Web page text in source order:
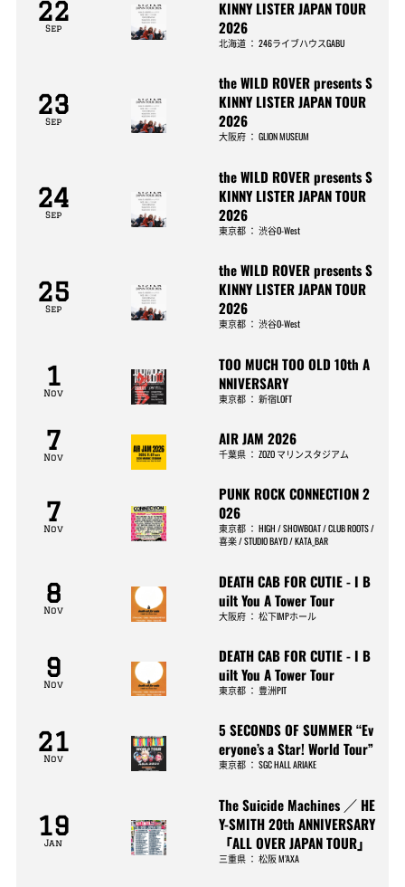
22
Sep
KINNY LISTER JAPAN TOUR
2026
北海道 ：246ライブハウスGABU
23
Sep
the WILD ROVER presents S
KINNY LISTER JAPAN TOUR
2026
大阪府 ：GLION MUSEUM
24
Sep
the WILD ROVER presents S
KINNY LISTER JAPAN TOUR
2026
東京都 ：渋谷O-West
25
Sep
the WILD ROVER presents S
KINNY LISTER JAPAN TOUR
2026
東京都 ：渋谷O-West
1
Nov
TOO MUCH TOO OLD 10th A
NNIVERSARY
東京都 ：新宿LOFT
7
Nov
AIR JAM 2026
千葉県 ：ZOZO マリンスタジアム
7
Nov
PUNK ROCK CONNECTION 2
026
東京都 ：HIGH / SHOWBOAT / CLUB ROOTS /
喜楽 / STUDIO BAYD / KATA_BAR
8
Nov
DEATH CAB FOR CUTIE - I B
uilt You A Tower Tour
大阪府 ：松下IMPホール
9
Nov
DEATH CAB FOR CUTIE - I B
uilt You A Tower Tour
東京都 ：豊洲PIT
21
Nov
5 SECONDS OF SUMMER “Ev
eryone’s a Star! World Tour”
東京都 ：SGC HALL ARIAKE
19
Jan
The Suicide Machines ／ HE
Y-SMITH 20th ANNIVERSARY
「ALL OVER JAPAN TOUR」
三重県 ：松阪 M’AXA